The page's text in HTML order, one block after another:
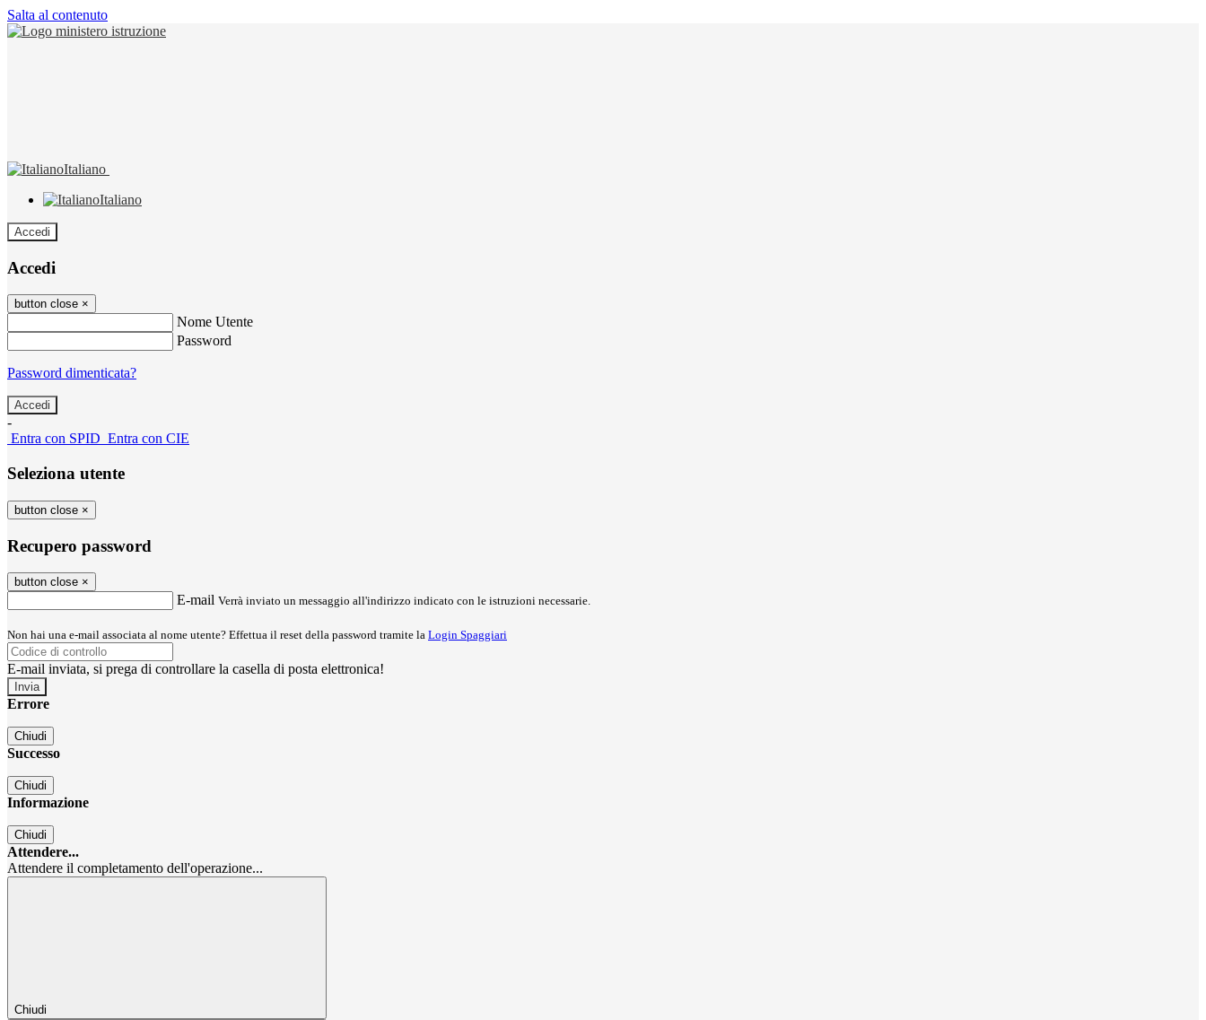
Salta al contenuto
Italiano
Italiano
Accedi
Accedi
button close ×
Nome Utente
Password
Password dimenticata?
-
Entra con SPID Entra con CIE
Seleziona utente
button close ×
Recupero password
button close ×
E-mail Verrà inviato un messaggio all'indirizzo indicato con le istruzioni necessarie.
Non hai una e-mail associata al nome utente? Effettua il reset della password tramite la Login Spaggiari
E-mail inviata, si prega di controllare la casella di posta elettronica!
Errore
Chiudi
Successo
Chiudi
Informazione
Chiudi
Attendere...
Attendere il completamento dell'operazione...
Chiudi